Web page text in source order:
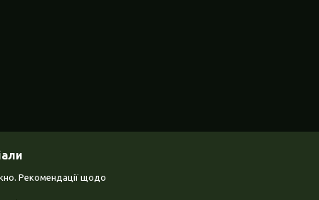
Рекомендації щодо